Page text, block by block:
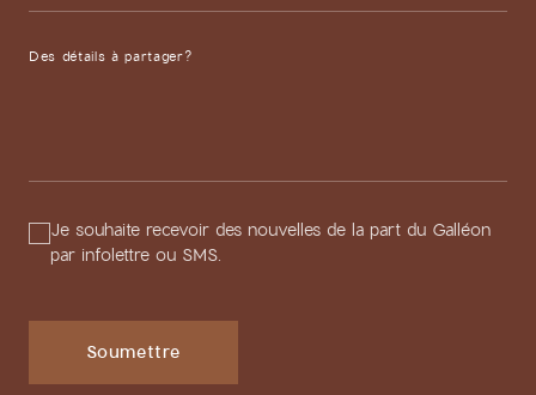
Des détails à partager?
Je souhaite recevoir des nouvelles de la part du Galléon
par infolettre ou SMS.
Soumettre